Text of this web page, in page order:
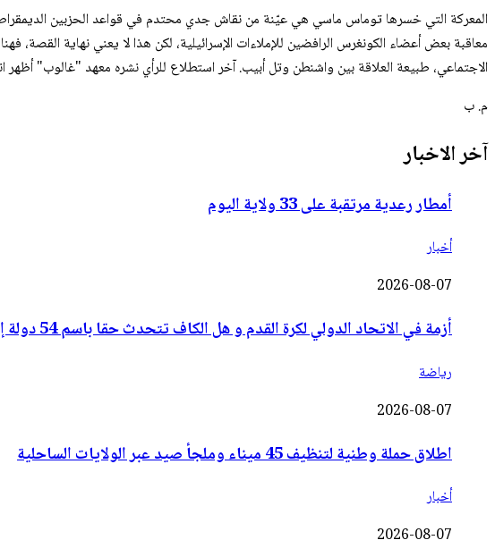
المعركة التي خسرها توماس ماسي هي عيّنة من نقاش جدي محتدم في قواعد الحزبين الديمقراطي
معاقبة بعض أعضاء الكونغرس الرافضين للإملاءات الإسرائيلية، لكن هذا لا يعني نهاية
الاجتماعي، طبيعة العلاقة بين واشنطن وتل أبيب. آخر استطلاع للرأي نشره معهد "غالوب" أظهر
م. ب
آخر الاخبار
أمطار رعدية مرتقبة على 33 ولاية اليوم
أخبار
2026-08-07
أزمة في الاتحاد الدولي لكرة القدم و هل الكاف تتحدث حقا باسم 54 دولة إفريقية؟
رياضة
2026-08-07
اطلاق حملة وطنية لتنظيف 45 ميناء وملجأ صيد عبر الولايات الساحلية
أخبار
2026-08-07